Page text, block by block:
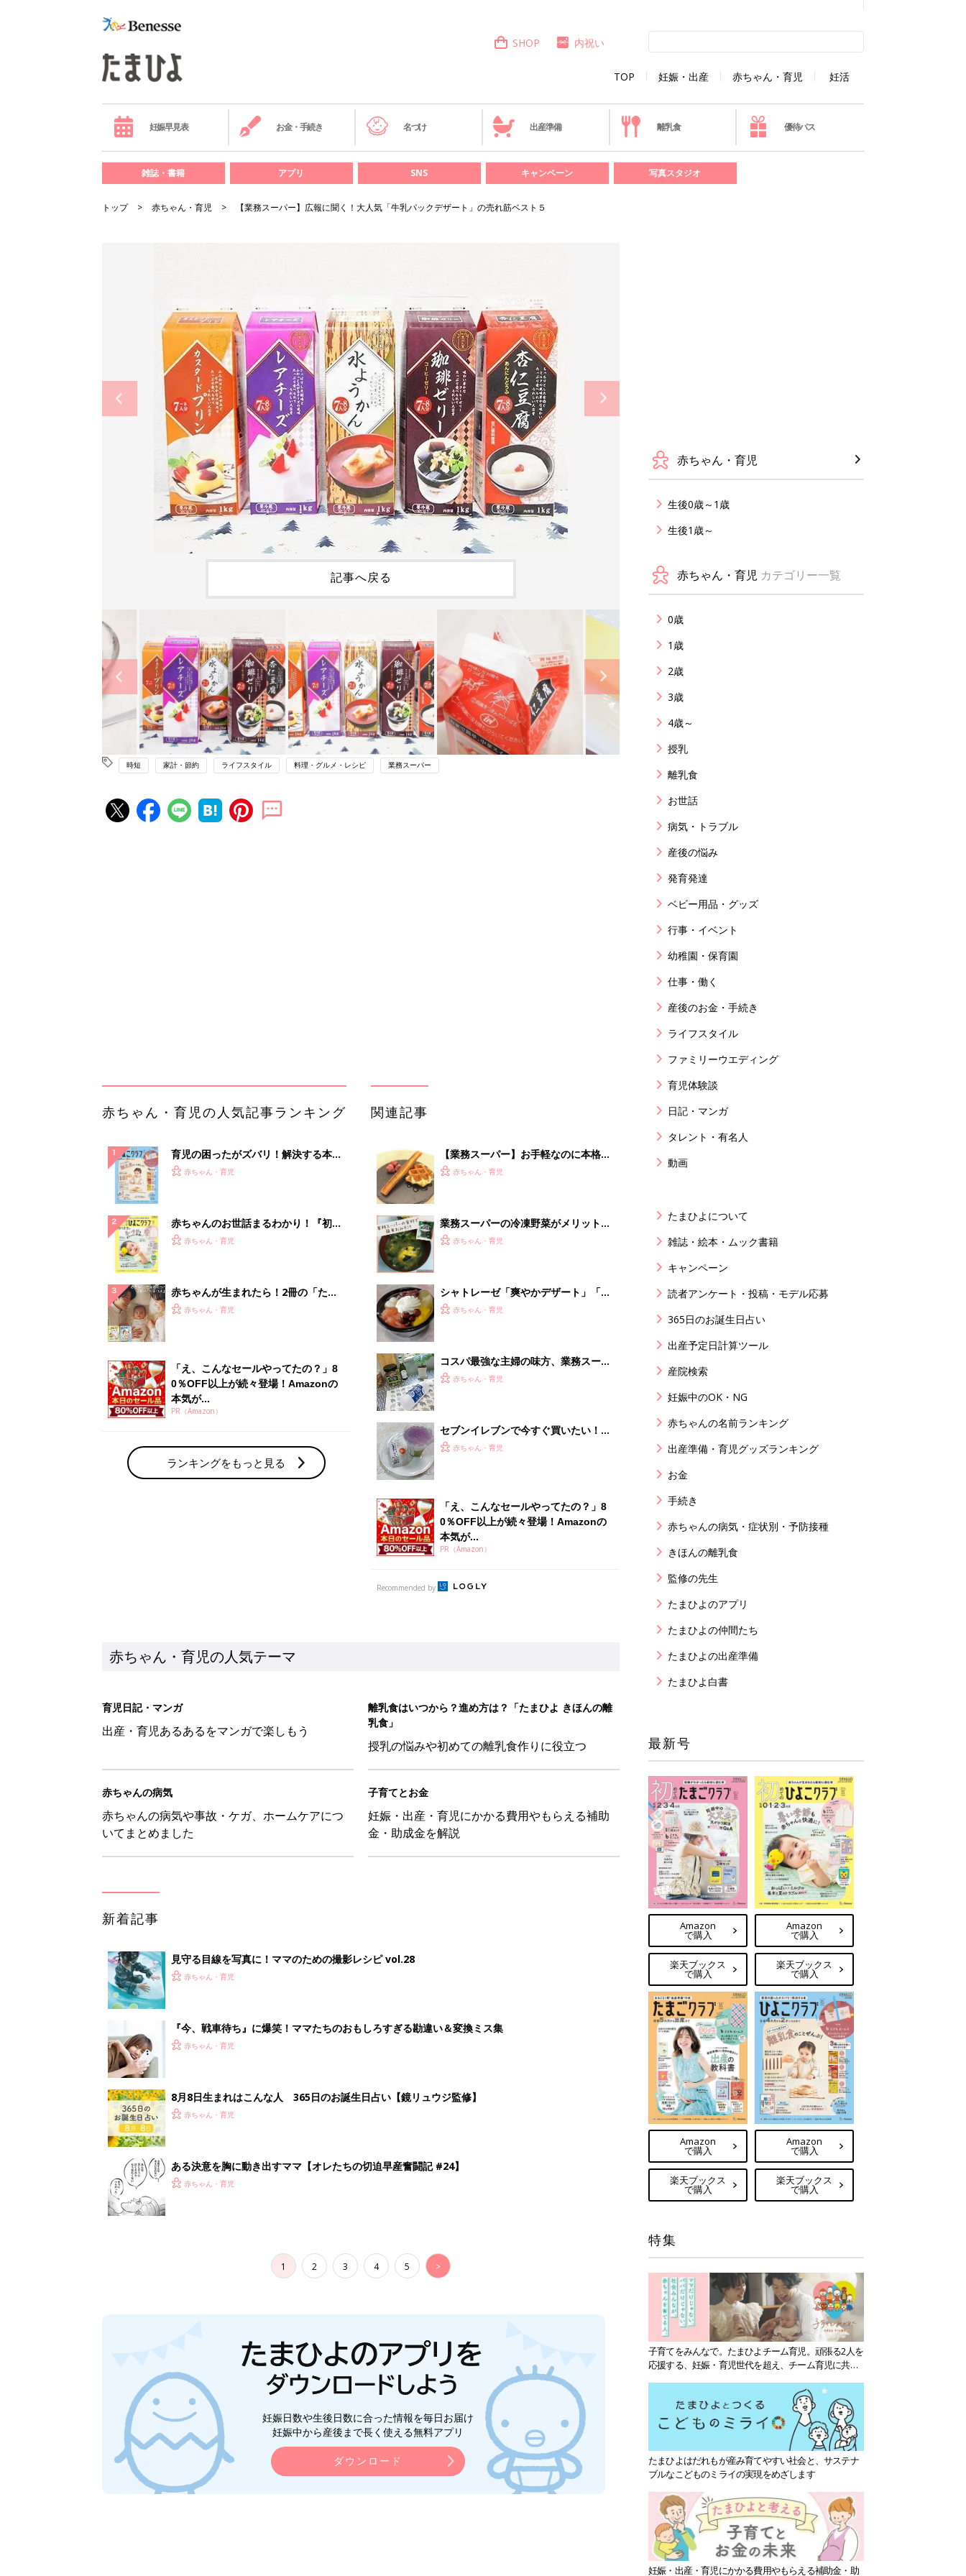
TOP 妊娠・出産 赤ちゃん・育児 妊活
SHOP 内祝い
妊娠早見表 お金・手続き 名づけ 出産準備 離乳食 優待パス
雑誌・書籍 アプリ SNS キャンペーン 写真スタジオ
トップ 赤ちゃん・育児 【業務スーパー】広報に聞く！大人気「牛乳パックデザート」の売れ筋ベスト５
記事へ戻る
時短 家計・節約 ライフスタイル 料理・グルメ・レシピ 業務スーパー
0％OFF以上が続々登場！Amazonの
本気が...
PR（Amazon）
ランキングをもっと見る
みた！
0％OFF以上が続々登場！Amazonの
本気が...
PR（Amazon）
赤ちゃん・育児の人気テーマ
育児日記・マンガ
離乳食はいつから？進め方は？「たまひよ きほんの離
授乳の悩みや初めての離乳食作りに役立つ
子育てとお金
妊娠・出産・育児にかかる費用やもらえる補助
金・助成金を解説
見守る目線を写真に！ママのための撮影レシピ vol.28
赤ちゃん・育児
『今、戦車待ち』に爆笑！ママたちのおもしろすぎる勘違い＆変換ミス集
赤ちゃん・育児
8月8日生まれはこんな人 365日のお誕生日占い【鏡リュウジ監修】
1 2 3 4 5 >
赤ちゃん・育児
生後0歳～1歳
生後1歳～
赤ちゃん・育児 カテゴリー一覧
0歳
1歳
2歳
3歳
4歳～
授乳
離乳食
お世話
病気・トラブル
産後の悩み
発育発達
ベビー用品・グッズ
行事・イベント
幼稚園・保育園
仕事・働く
産後のお金・手続き
ライフスタイル
ファミリーウエディング
育児体験談
日記・マンガ
タレント・有名人
動画
たまひよについて
雑誌・絵本・ムック書籍
キャンペーン
読者アンケート・投稿・モデル応募
365日のお誕生日占い
出産予定日計算ツール
産院検索
妊娠中のOK・NG
赤ちゃんの名前ランキング
出産準備・育児グッズランキング
お金
手続き
赤ちゃんの病気・症状別・予防接種
きほんの離乳食
監修の先生
たまひよのアプリ
たまひよの仲間たち
たまひよの出産準備
たまひよ白書
最新号
Amazon
で購入
楽天ブックス
で購入
Amazon
で購入
楽天ブックス
で購入
Amazon
で購入
楽天ブックス
で購入
Amazon
で購入
楽天ブックス
で購入
特集
子育てをみんなで。たまひよチーム育児。頑張る2人を
応援する、妊娠・育児世代を超え、チーム育児に共感
たまひよはだれもが産み育てやすい社会と、サステナ
ブルなこどものミライの実現をめざします
妊娠・出産・育児にかかる費用やもらえる補助金・助